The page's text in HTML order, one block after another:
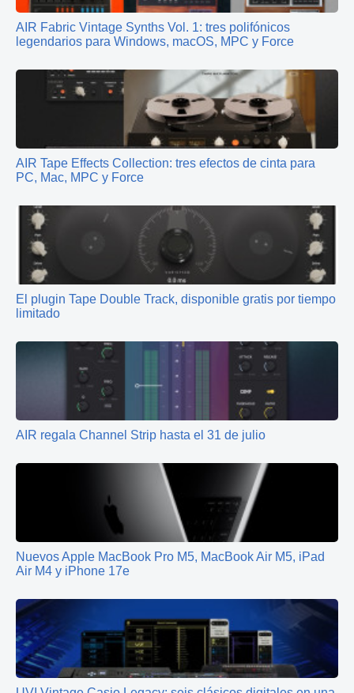
AIR Fabric Vintage Synths Vol. 1: tres polifónicos
legendarios para Windows, macOS, MPC y Force
AIR Tape Effects Collection: tres efectos de cinta para
PC, Mac, MPC y Force
El plugin Tape Double Track, disponible gratis por tiempo
limitado
AIR regala Channel Strip hasta el 31 de julio
Nuevos Apple MacBook Pro M5, MacBook Air M5, iPad
Air M4 y iPhone 17e